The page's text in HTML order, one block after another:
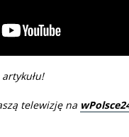
telewizję na